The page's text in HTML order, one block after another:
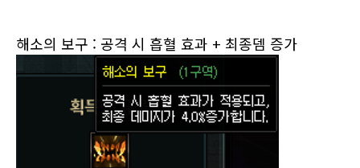
해소의 보구 : 공격 시 흡혈 효과 + 최종뎀 증가